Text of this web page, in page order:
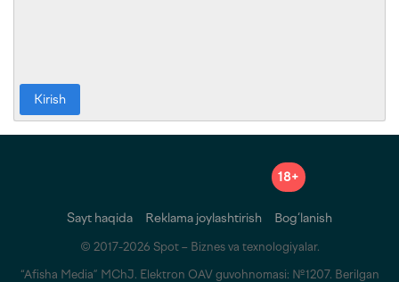
Kirish
18+
Sayt haqida Reklama joylashtirish Bog‘lanish
© 2017-2026 Spot – Biznes va texnologiyalar.
“Afisha Media” MChJ. Elektron OAV guvohnomasi: №1207. Berilgan